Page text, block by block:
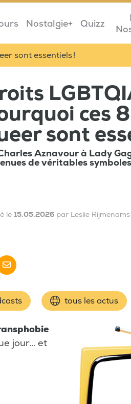
Nostalgie+ Quizz
sont essentiels !
ces
sont
Aznavour à Lady
de véritables
le 15.05.2026 par Leslie Rijmenams
tous les actus
jour... et